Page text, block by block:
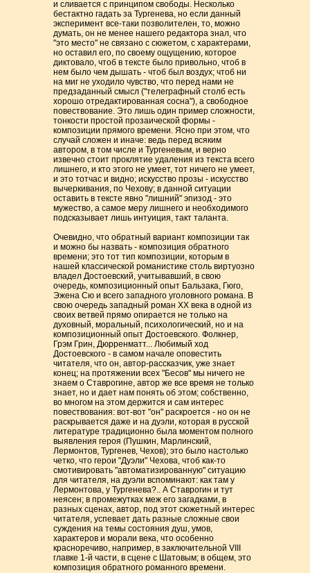
и сливается с принципом свободы. Несколько
бестактно гадать за Тургенева, но если данный
эксперимент все-таки позволителен, то, можно
думать, он не менее нашего редактора знал, что
"это место" не связано с сюжетом, с характерами,
но оставил его, по своему ощущению, которое
диктовало, чтоб в тексте было привольно, чтоб в
нем было чем дышать - чтоб был воздух; чтоб ни
на миг не уходило чувство, что перед нами не
предзаданный смысл ("телеграфный столб есть
хорошо отредактированная сосна"), а свободное
повествование. Это лишь один пример сложности,
тонкости простой прозаической формы -
композиции прямого времени. Ясно при этом, что
случай сложен и иначе: ведь перед всяким
автором, в том числе и Тургеневым, и верно
извечно стоит проклятие удаления из текста всего
лишнего, и кто этого не умеет, тот ничего не умеет,
и это тотчас и видно; искусство прозы - искусство
вычеркивания, по Чехову; в данной ситуации
оставить в тексте явно "лишний" эпизод - это
мужество, а самое меру лишнего и необходимого
подсказывает лишь интуиция, такт таланта.
Очевидно, что обратный вариант композиции так
и можно бы назвать - композиция обратного
времени; это тот тип композиции, которым в
нашей классической романистике столь виртуозно
владел Достоевский, учитывавший, в свою
очередь, композиционный опыт Бальзака, Гюго,
Эжена Сю и всего западного уголовного романа. В
свою очередь западный роман XX века в одной из
своих ветвей прямо опирается не только на
духовный, моральный, психологический, но и на
композиционный опыт Достоевского. Фолкнер,
Грэм Грин, Дюрренматт... Любимый ход
Достоевского - в самом начале оповестить
читателя, что он, автор-рассказчик, уже знает
конец; на протяжении всех "Бесов" мы ничего не
знаем о Ставрогине, автор же все время не только
знает, но и дает нам понять об этом; собственно,
во многом на этом держится и сам интерес
повествования: вот-вот "он" раскроется - но он не
раскрывается даже и на дуэли, которая в русской
литературе традиционно была моментом полного
выявления героя (Пушкин, Марлинский,
Лермонтов, Тургенев, Чехов); это было настолько
четко, что герои "Дуэли" Чехова, чтоб как-то
смотивировать "автоматизированную" ситуацию
для читателя, на дуэли вспоминают: как там у
Лермонтова, у Тургенева?.. А Ставрогин и тут
неясен; в промежутках меж его загадками, в
разных сценах, автор, под этот сюжетный интерес
читателя, успевает дать разные сложные свои
суждения на темы состояния душ, умов,
характеров и морали века, что особенно
красноречиво, например, в заключительной VIII
главке 1-й части, в сцене с Шатовым; в общем, это
композиция обратного романного времени.